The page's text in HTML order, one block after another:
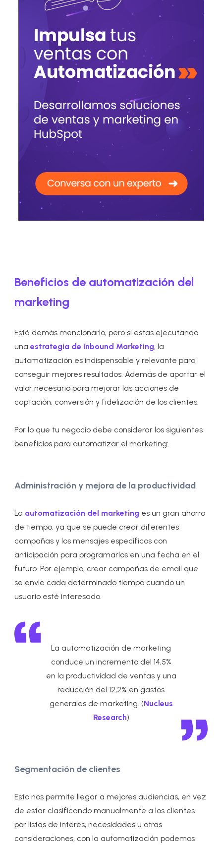
Beneficios de automatización del
marketing
Está demás mencionarlo, pero si estas ejecutando
unaestrategia de Inbound Marketing, la
automatización es indispensable y relevante para
conseguir mejores resultados. Además de aportar el
valor necesario para mejorar las acciones de
captación, conversión y fidelización de los clientes.
Por lo que tu negocio debe considerar los siguientes
beneficios para automatizar el marketing:
Administración y mejora de la productividad
La automatización del marketing es un gran ahorro
de tiempo, ya que se puede crear diferentes
campañas y los mensajes específicos con
anticipación para programarlos en una fecha en el
futuro. Por ejemplo, crear campañas de email que
se envíe cada determinado tiempo cuando un
usuario esté interesado.
La automatización de marketing
conduce un incremento del 14,5%
en la productividad de ventas y una
reducción del 12,2% en gastos
generales de marketing. (Nucleus
Research)
Segmentación de clientes
Esto nos permite llegar a mejores audiencias, en vez
de estar clasificando manualmente a los clientes
por listas de interés, necesidades u otras
consideraciones, con la automatización podemos